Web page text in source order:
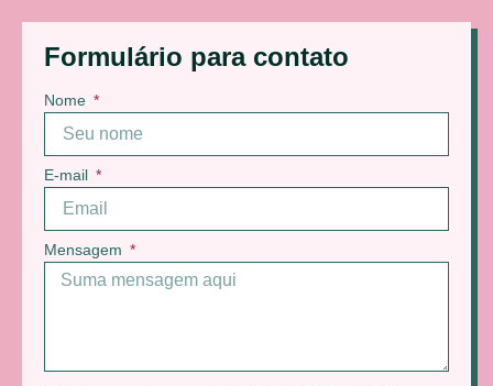
Formulário para contato
Nome
E-mail
Mensagem